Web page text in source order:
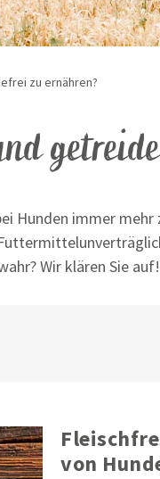
zu ernähren?
immer
Wir klären Sie auf!
von